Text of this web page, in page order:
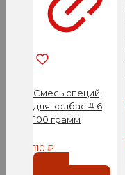
Смесь специй,
для колбас # 6
100 грамм
110 ₽